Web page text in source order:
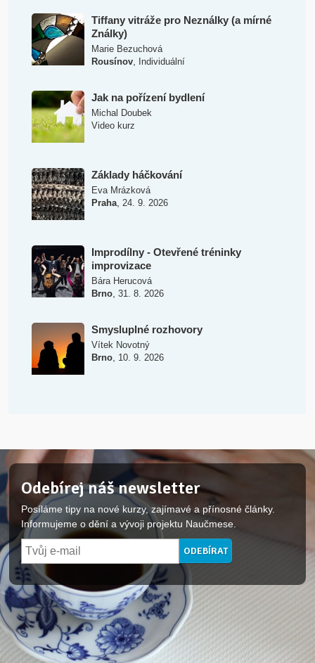
Tiffany vitráže pro Neználky (a mírné
Ználky)
Marie Bezuchová
Rousínov, Individuální
Jak na pořízení bydlení
Michal Doubek
Video kurz
Základy háčkování
Eva Mrázková
Praha, 24. 9. 2026
Improdílny - Otevřené tréninky
improvizace
Bára Herucová
Brno, 31. 8. 2026
Smysluplné rozhovory
Vítek Novotný
Brno, 10. 9. 2026
Odebírej náš newsletter
Posíláme tipy na nové kurzy, zajímavé a přínosné články.
Informujeme o dění a vývoji projektu Naučmese.